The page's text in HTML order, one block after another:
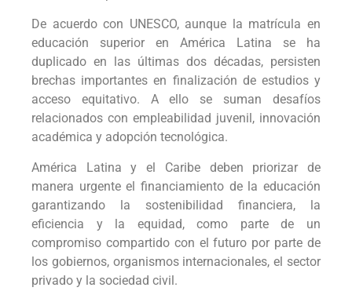
De acuerdo con UNESCO, aunque la matrícula en
educación superior en América Latina se ha
duplicado en las últimas dos décadas, persisten
brechas importantes en finalización de estudios y
acceso equitativo. A ello se suman desafíos
relacionados con empleabilidad juvenil, innovación
académica y adopción tecnológica.
América Latina y el Caribe deben priorizar de
manera urgente el financiamiento de la educación
garantizando la sostenibilidad financiera, la
eficiencia y la equidad, como parte de un
compromiso compartido con el futuro por parte de
los gobiernos, organismos internacionales, el sector
privado y la sociedad civil.